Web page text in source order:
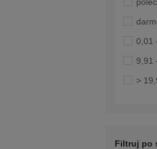
0,01
9,91
>
Filtruj po